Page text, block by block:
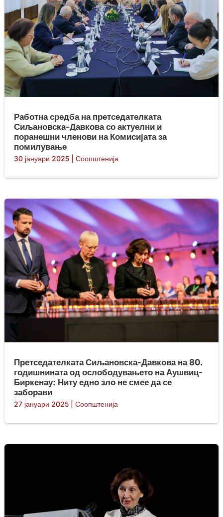
Работна средба на претседателката
Сиљановска-Давкова со актуелни и
поранешни членови на Комисијата за
помилување
30 јануари 2025| Соопштенија
Претседателката Сиљановска-Давкова на 80.
годишнината од ослободувањето на Аушвиц-
Биркенау: Ниту едно зло не смее да се
заборави
27 јануари 2025| Соопштенија